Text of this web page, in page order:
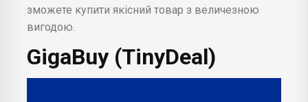
зможете купити якісний товар з величезною
вигодою.
GigaBuy (TinyDeal)